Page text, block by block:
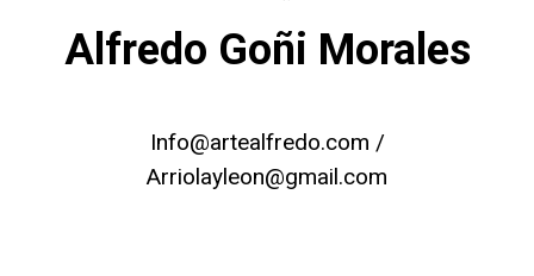
Alfredo Goñi Morales
Info@artealfredo.com /
Arriolayleon@gmail.com